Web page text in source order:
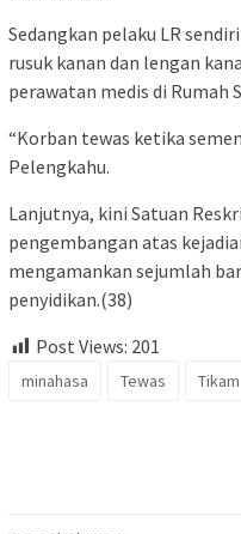
Sedangkan pelaku LR
rusuk kanan dan lengan
perawatan medis di Rumah
“Korban tewas ketika
Pelengkahu.
Lanjutnya, kini Satuan
pengembangan atas
mengamankan sejumlah
penyidikan.(38)
Post Views: 201
minahasa Tewas Tikam